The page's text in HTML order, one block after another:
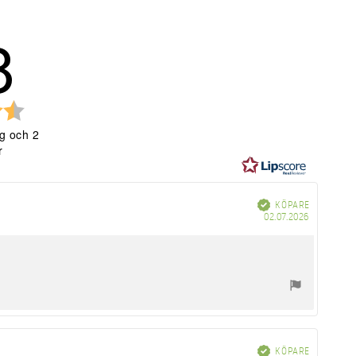
4.8
stjärnor
och 2
Bekräftad
KÖPARE
02.07.2026
Bekräftad
KÖPARE